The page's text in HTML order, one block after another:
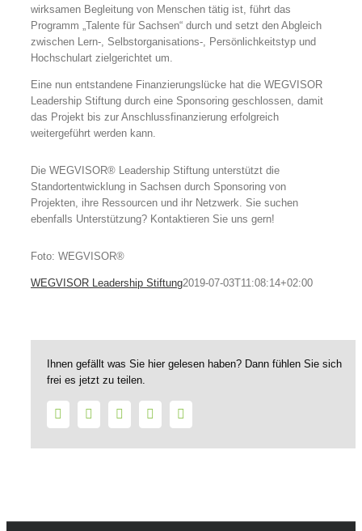
wirksamen Begleitung von Menschen tätig ist, führt das
Programm „Talente für Sachsen“ durch und setzt den Abgleich
zwischen Lern-, Selbstorganisations-, Persönlichkeitstyp und
Hochschulart zielgerichtet um.
Eine nun entstandene Finanzierungslücke hat die WEGVISOR
Leadership Stiftung durch eine Sponsoring geschlossen, damit
das Projekt bis zur Anschlussfinanzierung erfolgreich
weitergeführt werden kann.
Die WEGVISOR® Leadership Stiftung unterstützt die
Standortentwicklung in Sachsen durch Sponsoring von
Projekten, ihre Ressourcen und ihr Netzwerk. Sie suchen
ebenfalls Unterstützung? Kontaktieren Sie uns gern!
Foto: WEGVISOR®
WEGVISOR Leadership Stiftung2019-07-03T11:08:14+02:00
Ihnen gefällt was Sie hier gelesen haben? Dann fühlen Sie sich
frei es jetzt zu teilen.
FacebookTwitter LinkedInWhatsApp
Mail